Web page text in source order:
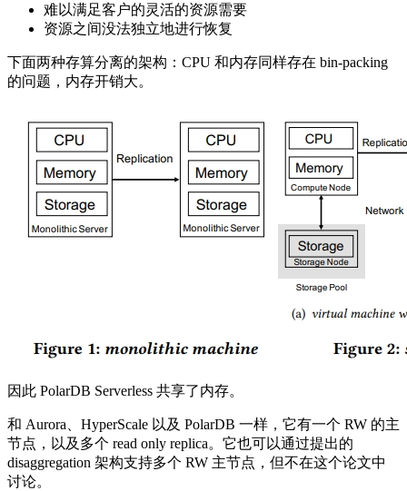
难以满足客户的灵活的资源需要
资源之间没法独立地进行恢复
下面两种存算分离的架构：CPU 和内存同样存在 bin-packing
的问题，内存开销大。
因此 PolarDB Serverless 共享了内存。
和 Aurora、HyperScale 以及 PolarDB 一样，它有一个 RW 的主
节点，以及多个 read only replica。它也可以通过提出的
disaggregation 架构支持多个 RW 主节点，但不在这个论文中
讨论。